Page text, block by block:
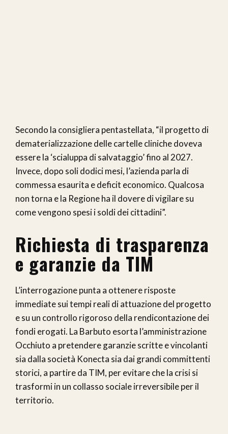
Secondo la consigliera pentastellata, “il progetto di
dematerializzazione delle cartelle cliniche doveva
essere la ‘scialuppa di salvataggio’ fino al 2027.
Invece, dopo soli dodici mesi, l’azienda parla di
commessa esaurita e deficit economico. Qualcosa
non torna e la Regione ha il dovere di vigilare su
come vengono spesi i soldi dei cittadini”.
Richiesta di trasparenza
e garanzie da TIM
L’interrogazione punta a ottenere risposte
immediate sui tempi reali di attuazione del progetto
e su un controllo rigoroso della rendicontazione dei
fondi erogati. La Barbuto esorta l’amministrazione
Occhiuto a pretendere garanzie scritte e vincolanti
sia dalla società Konecta sia dai grandi committenti
storici, a partire da TIM, per evitare che la crisi si
trasformi in un collasso sociale irreversibile per il
territorio.